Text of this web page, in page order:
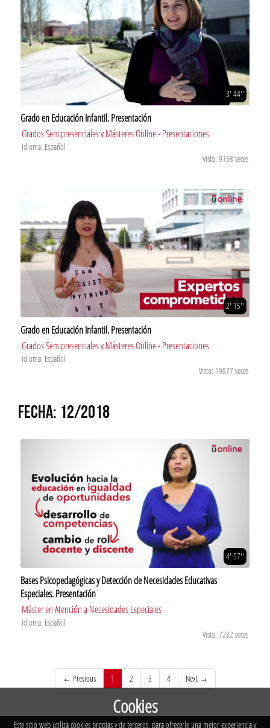
3' 44''
Grado en Educación Infantil. Presentación
Grados Semipresenciales y Másteres Online - Presentaciones
Idioma: Español
Visto: 9158 veces
2' 15''
Grado en Educación Infantil. Presentación
Grados Semipresenciales y Másteres Online - Presentaciones
Idioma: Español
Visto: 19877 veces
FECHA: 12/2018
4' 57''
Bases Psicopedagógicas y Detección de Necesidades Educativas
Especiales. Presentación
Máster en Atención a Necesidades Especiales
Idioma: Español
Visto: 7282 veces
← Previous 1 (current)
2 3 4 Next →
Cookies
Este sitio web utiliza cookies propias y de terceros, para ofrecerle una mejor experiencia y